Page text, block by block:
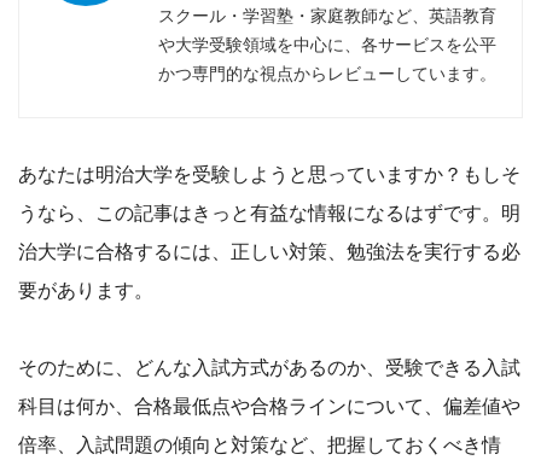
スクール・学習塾・家庭教師など、英語教育
や大学受験領域を中心に、各サービスを公平
かつ専門的な視点からレビューしています。
あなたは明治大学を受験しようと思っていますか？もしそ
うなら、この記事はきっと有益な情報になるはずです。明
治大学に合格するには、正しい対策、勉強法を実行する必
要があります。
そのために、どんな入試方式があるのか、受験できる入試
科目は何か、合格最低点や合格ラインについて、偏差値や
倍率、入試問題の傾向と対策など、把握しておくべき情